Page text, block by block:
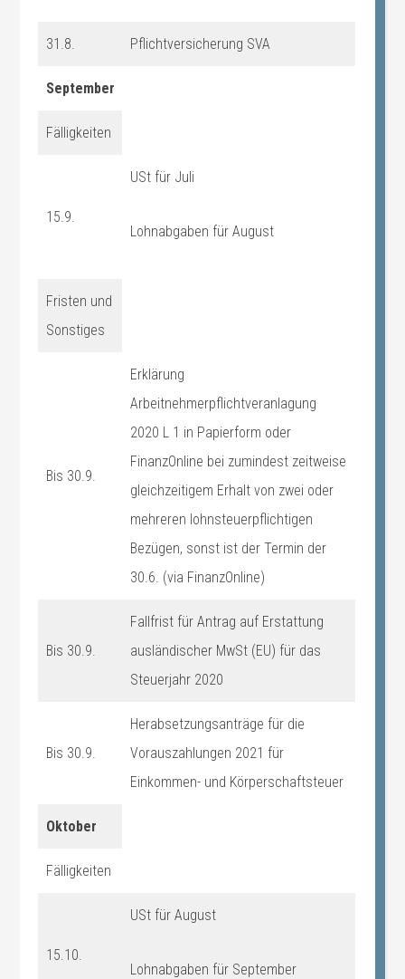
31.8. Pflichtversicherung SVA
September
Fälligkeiten
15.9.
USt für Juli
Lohnabgaben für August
Fristen und
Sonstiges
Bis 30.9.
Erklärung
Arbeitnehmerpflichtveranlagung
2020 L 1 in Papierform oder
FinanzOnline bei zumindest zeitweise
gleichzeitigem Erhalt von zwei oder
mehreren lohnsteuerpflichtigen
Bezügen, sonst ist der Termin der
30.6. (via FinanzOnline)
Bis 30.9.
Fallfrist für Antrag auf Erstattung
ausländischer MwSt (EU) für das
Steuerjahr 2020
Bis 30.9.
Herabsetzungsanträge für die
Vorauszahlungen 2021 für
Einkommen- und Körperschaftsteuer
Oktober
Fälligkeiten
15.10.
USt für August
Lohnabgaben für September